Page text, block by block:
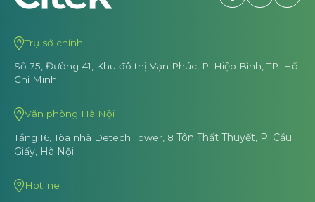
Trụ sở chính
Số 75, Đường 41, Khu đô thị Vạn Phúc, P. Hiệp Bình, TP. Hồ
Chí Minh
Văn phòng Hà Nội
Tầng 16, Tòa nhà Detech Tower, 8 Tôn Thất Thuyết, P. Cầu
Giấy, Hà Nội
Hotline